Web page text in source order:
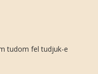
tudom fel tudjuk-e